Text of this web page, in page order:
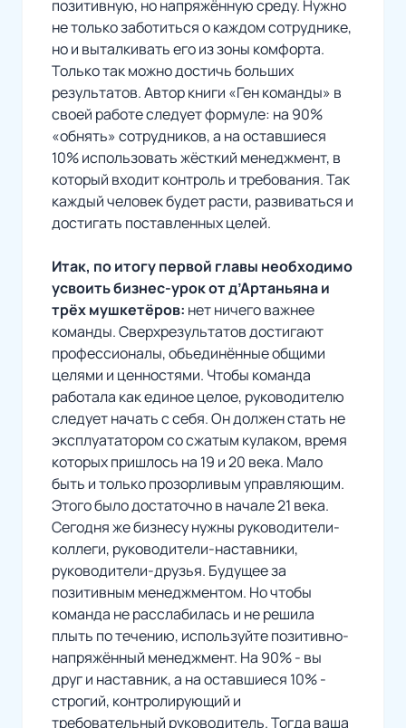
позитивную, но напряжённую среду. Нужно
не только заботиться о каждом сотруднике,
но и выталкивать его из зоны комфорта.
Только так можно достичь больших
результатов. Автор книги «Ген команды» в
своей работе следует формуле: на 90%
«обнять» сотрудников, а на оставшиеся
10% использовать жёсткий менеджмент, в
который входит контроль и требования. Так
каждый человек будет расти, развиваться и
достигать поставленных целей.
Итак, по итогу первой главы необходимо
усвоить бизнес-урок от д’Артаньяна и
трёх мушкетёров: нет ничего важнее
команды. Сверхрезультатов достигают
профессионалы, объединённые общими
целями и ценностями. Чтобы команда
работала как единое целое, руководителю
следует начать с себя. Он должен стать не
эксплуататором со сжатым кулаком, время
которых пришлось на 19 и 20 века. Мало
быть и только прозорливым управляющим.
Этого было достаточно в начале 21 века.
Сегодня же бизнесу нужны руководители-
коллеги, руководители-наставники,
руководители-друзья. Будущее за
позитивным менеджментом. Но чтобы
команда не расслабилась и не решила
плыть по течению, используйте позитивно-
напряжённый менеджмент. На 90% - вы
друг и наставник, а на оставшиеся 10% -
строгий, контролирующий и
требовательный руководитель. Тогда ваша